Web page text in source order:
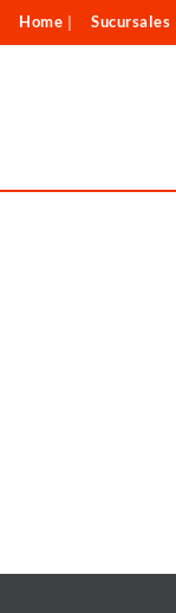
Home Sucursales